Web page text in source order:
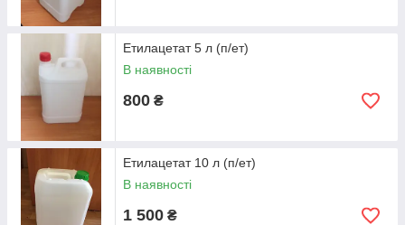
Етилацетат 5 л (п/ет)
В наявності
800 ₴
Етилацетат 10 л (п/ет)
В наявності
1 500 ₴